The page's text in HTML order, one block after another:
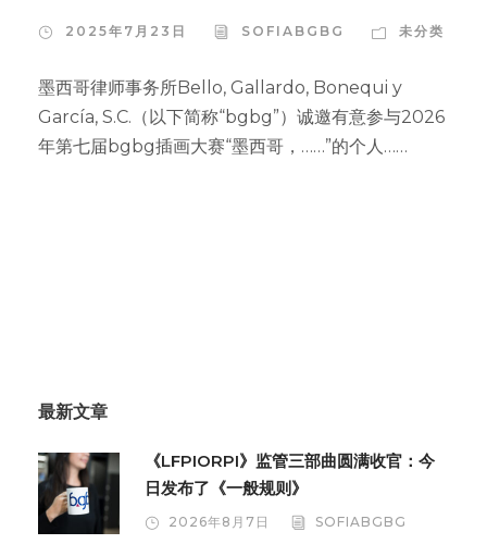
2025年7月23日 SOFIABGBG 未分类
墨西哥律师事务所Bello, Gallardo, Bonequi y
García, S.C.（以下简称“bgbg”）诚邀有意参与2026
年第七届bgbg插画大赛“墨西哥，……”的个人……
最新文章
《LFPIORPI》监管三部曲圆满收官：今
日发布了《一般规则》
2026年8月7日 SOFIABGBG